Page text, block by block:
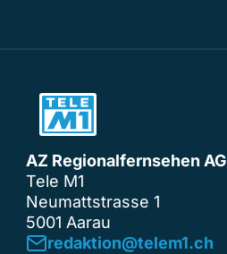
AZ Regionalfernsehen AG
Tele M1
Neumattstrasse 1
5001 Aarau
redaktion@telem1.ch